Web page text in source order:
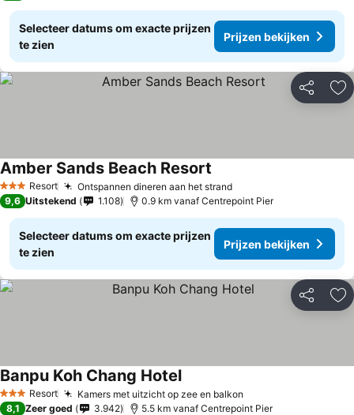
Selecteer datums om exacte prijzen
te zien
Prijzen bekijken
Delen
3 SterrenResort Ontspannen dineren aan het strandPrijzen bekijken
Amber Sands Beach Resort
9,6 Uitstekend 1.108 0.9 km vanaf Centrepoint Pier
Selecteer datums om exacte prijzen
te zien
Prijzen bekijken
Delen
3 SterrenResort Kamers met uitzicht op zee en balkon
Banpu Koh Chang HotelPrijzen bekijken
8,1 Zeer goed 3.942 5.5 km vanaf Centrepoint Pier